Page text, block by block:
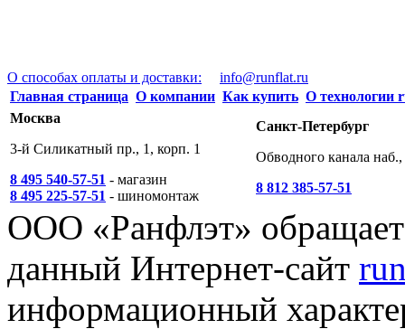
О способах оплаты и доставки:
info@runflat.ru
Главная страница О компании Как купить О технологии
Москва
3-й Силикатный пр., 1, корп. 1
8 495 540-57-51 - магазин
8 495 225-57-51 - шиномонтаж
Санкт-Петербург
Обводного канала
8 812 385-57-51
ООО «Ранфлэт»
данный Интернет-сайт
информационный